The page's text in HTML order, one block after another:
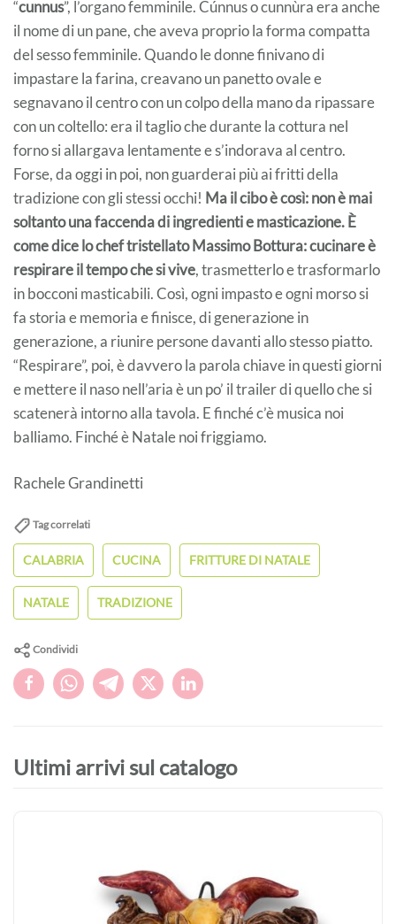
“cunnus”, l’organo femminile. Cúnnus o cunnùra era anche
il nome di un pane, che aveva proprio la forma compatta
del sesso femminile. Quando le donne finivano di
impastare la farina, creavano un panetto ovale e
segnavano il centro con un colpo della mano da ripassare
con un coltello: era il taglio che durante la cottura nel
forno si allargava lentamente e s’indorava al centro.
Forse, da oggi in poi, non guarderai più ai fritti della
tradizione con gli stessi occhi! Ma il cibo è così: non è mai
soltanto una faccenda di ingredienti e masticazione. È
come dice lo chef tristellato Massimo Bottura: cucinare è
respirare il tempo che si vive, trasmetterlo e trasformarlo
in bocconi masticabili. Così, ogni impasto e ogni morso si
fa storia e memoria e finisce, di generazione in
generazione, a riunire persone davanti allo stesso piatto.
“Respirare”, poi, è davvero la parola chiave in questi giorni
e mettere il naso nell’aria è un po’ il trailer di quello che si
scatenerà intorno alla tavola. E finché c’è musica noi
balliamo. Finché è Natale noi friggiamo.
Rachele Grandinetti
Tag correlati
CALABRIA CUCINA FRITTURE DI NATALE
NATALE TRADIZIONE
Condividi
Ultimi arrivi sul catalogo